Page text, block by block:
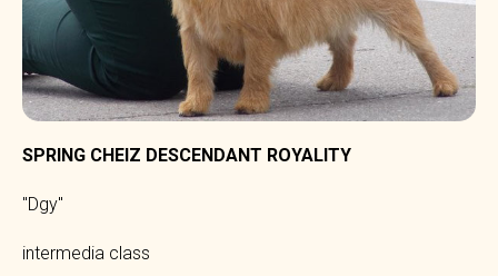
SPRING CHEIZ DESCENDANT ROYALITY
"Dgy"
intermedia class